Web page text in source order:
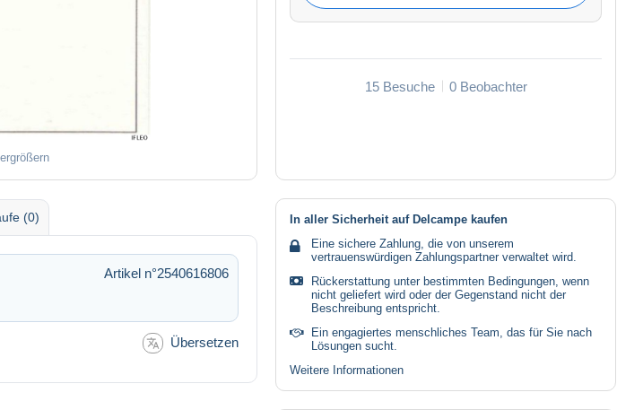
15 Besuche 0 Beobachter
(0)
Artikel n°2540616806
Übersetzen
In aller Sicherheit auf Delcampe kaufen
Eine sichere Zahlung, die von unserem
vertrauenswürdigen Zahlungspartner verwaltet wird.
Rückerstattung unter bestimmten Bedingungen, wenn
nicht geliefert wird oder der Gegenstand nicht der
Beschreibung entspricht.
Ein engagiertes menschliches Team, das für Sie nach
Lösungen sucht.
Weitere Informationen